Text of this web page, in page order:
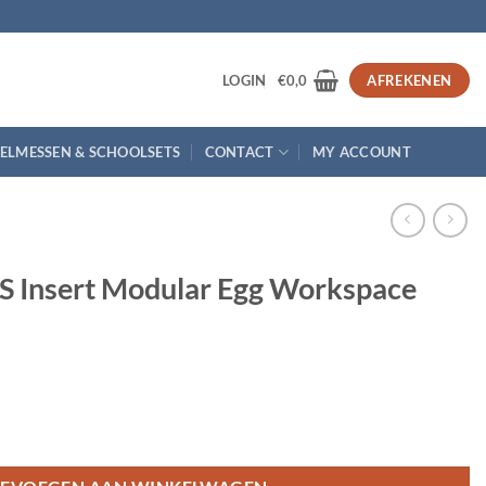
LOGIN €0,0 AFREKENEN
& SCHOOLSETS CONTACT MY ACCOUNT
Insert Modular Egg Workspace